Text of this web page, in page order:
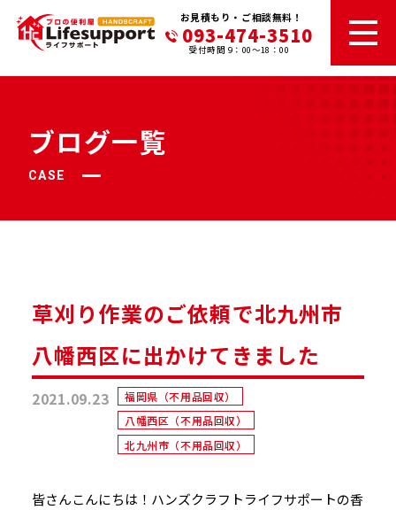
お見積もり・ご相談無料！
093-474-3510
受付時間 9：00～18：00
ブログ一覧
CASE
草刈り作業のご依頼で北九州市
八幡西区に出かけてきました
2021.09.23
福岡県（不用品回収）
八幡西区（不用品回収）
北九州市（不用品回収）
皆さんこんにちは！ハンズクラフトライフサポートの香